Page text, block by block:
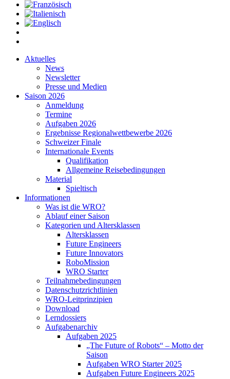
Aktuelles
News
Newsletter
Presse und Medien
Saison 2026
Anmeldung
Termine
Aufgaben 2026
Ergebnisse Regionalwettbewerbe 2026
Schweizer Finale
Internationale Events
Qualifikation
Allgemeine Reisebedingungen
Material
Spieltisch
Informationen
Was ist die WRO?
Ablauf einer Saison
Kategorien und Altersklassen
Altersklassen
Future Engineers
Future Innovators
RoboMission
WRO Starter
Teilnahmebedingungen
Datenschutzrichtlinien
WRO-Leitprinzipien
Download
Lerndossiers
Aufgabenarchiv
Aufgaben 2025
„The Future of Robots“ – Motto der
Saison
Aufgaben WRO Starter 2025
Aufgaben Future Engineers 2025